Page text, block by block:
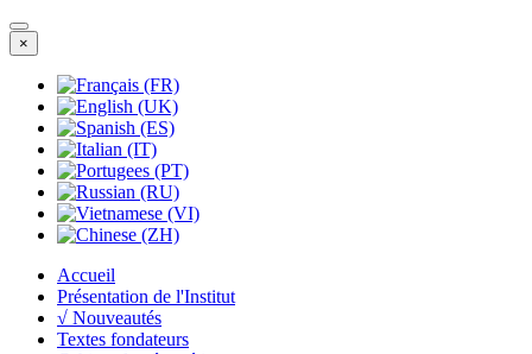
×
Accueil
Présentation de l'Institut
√ Nouveautés
Textes fondateurs